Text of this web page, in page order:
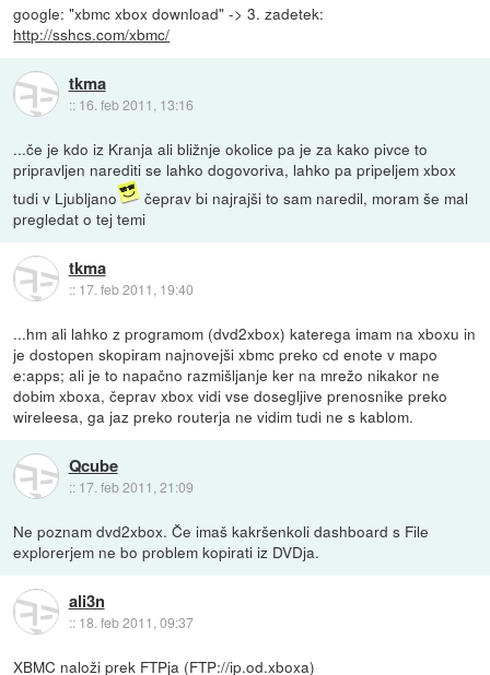
google: "xbmc xbox download" -> 3. zadetek:
http://sshcs.com/xbmc/
tkma
:: 16. feb 2011, 13:16
...če je kdo iz Kranja ali bližnje okolice pa je za kako pivce to
pripravljen narediti se lahko dogovoriva, lahko pa pripeljem xbox
tudi v Ljubljano
čeprav bi najrajši to sam naredil, moram še mal
pregledat o tej temi
tkma
:: 17. feb 2011, 19:40
...hm ali lahko z programom (dvd2xbox) katerega imam na xboxu in
je dostopen skopiram najnovejši xbmc preko cd enote v mapo
e:apps; ali je to napačno razmišljanje ker na mrežo nikakor ne
dobim xboxa, čeprav xbox vidi vse dosegljive prenosnike preko
wireleesa, ga jaz preko routerja ne vidim tudi ne s kablom.
Qcube
:: 17. feb 2011, 21:09
Ne poznam dvd2xbox. Če imaš kakršenkoli dashboard s File
explorerjem ne bo problem kopirati iz DVDja.
ali3n
:: 18. feb 2011, 09:37
XBMC naloži prek FTPja (FTP://ip.od.xboxa)